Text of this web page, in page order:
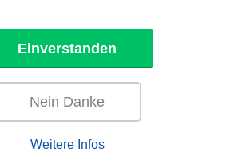
Einverstanden
Nein Danke
Weitere Infos